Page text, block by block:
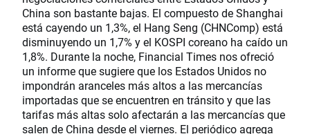
China son bastante bajas. El compuesto de Shanghai
está cayendo un 1,3%, el Hang Seng (CHNComp) está
disminuyendo un 1,7% y el KOSPI coreano ha caído un
1,8%. Durante la noche, Financial Times nos ofreció
un informe que sugiere que los Estados Unidos no
impondrán aranceles más altos a las mercancías
importadas que se encuentren en tránsito y que las
tarifas más altas solo afectarán a las mercancías que
salen de China desde el viernes. El periódico agrega